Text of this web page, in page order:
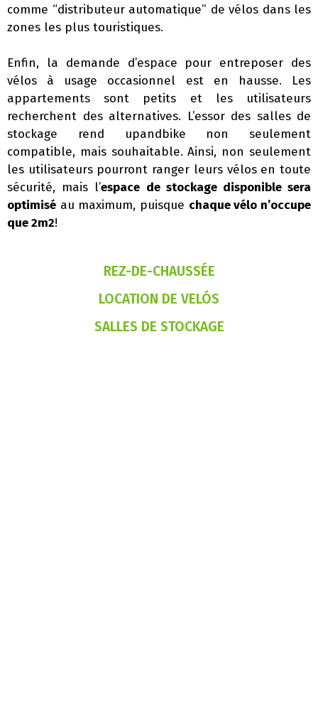
comme “distributeur automatique” de vélos dans les
zones les plus touristiques.
Enfin, la demande d’espace pour entreposer des
vélos à usage occasionnel est en hausse. Les
appartements sont petits et les utilisateurs
recherchent des alternatives. L’essor des salles de
stockage rend upandbike non seulement
compatible, mais souhaitable. Ainsi, non seulement
les utilisateurs pourront ranger leurs vélos en toute
sécurité, mais l’espace de stockage disponible sera
optimisé au maximum, puisque chaque vélo n’occupe
que 2m2!
REZ-DE-CHAUSSÉE
LOCATION DE VELÓS
SALLES DE STOCKAGE